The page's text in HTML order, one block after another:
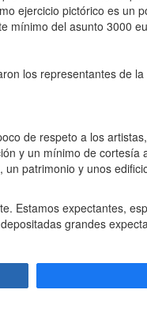
ejercicio pictórico es un
mínimo del asunto 3000
los representantes de
de respeto a los
y un mínimo de cortesía
patrimonio y unos
Estamos expectantes,
grandes